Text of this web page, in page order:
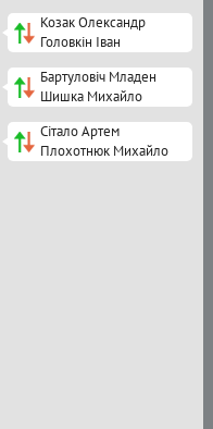
Козак Олександр
Головкін Іван
Бартуловіч Младен
Шишка Михайло
Сітало Артем
Плохотнюк Михайло